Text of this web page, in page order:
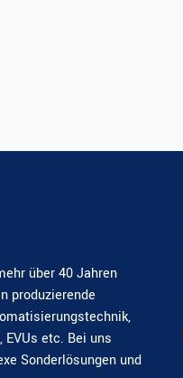
über 40 Jahren
produzierende
etc. Bei uns
Sonderlösungen und